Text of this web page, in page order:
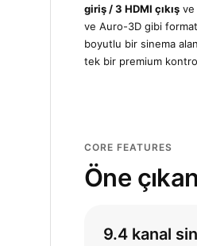
giriş / 3 HDMI çıkış ve
ve Auro-3D gibi
boyutlu bir sinema
tek bir premium
CORE FEATURES
Öne
9.4 kanal